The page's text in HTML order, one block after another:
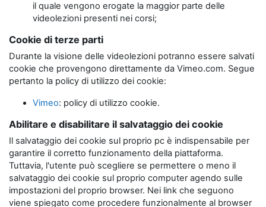
il quale vengono erogate la maggior parte delle
videolezioni presenti nei corsi;
Cookie di terze parti
Durante la visione delle videolezioni potranno essere salvati
cookie che provengono direttamente da Vimeo.com. Segue
pertanto la policy di utilizzo dei cookie:
Vimeo: policy di utilizzo cookie.
Abilitare e disabilitare il salvataggio dei cookie
Il salvataggio dei cookie sul proprio pc è indispensabile per
garantire il corretto funzionamento della piattaforma.
Tuttavia, l'utente può scegliere se permettere o meno il
salvataggio dei cookie sul proprio computer agendo sulle
impostazioni del proprio browser. Nei link che seguono
viene spiegato come procedere funzionalmente al browser